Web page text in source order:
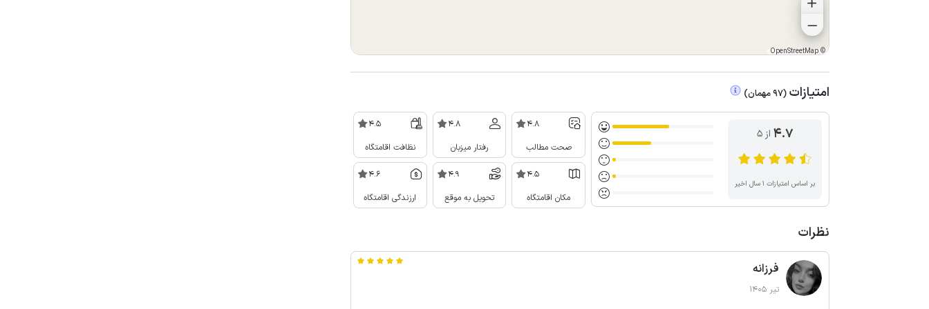
©
OpenStreetMap
امتیازات (
97مهمان)
4.7 از ۵
بر اساس امتیازات ۱ سال اخیر
4.8
صحت مطالب
4.8
رفتار میزبان
4.5
نظافت اقامتگاه
4.5
مکان اقامتگاه
4.9
تحویل به موقع
4.6
ارزندگی اقامتگاه
نظرات
فرزانه
تیر 1405